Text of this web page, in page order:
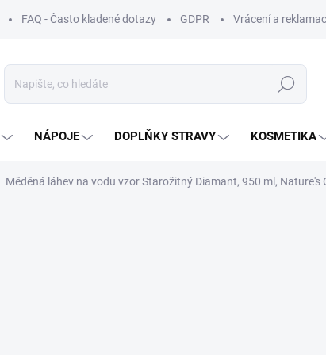
FAQ - Často kladené dotazy GDPR Vrácení a
Hledat
NÁPOJE DOPLŇKY STRAVY KOSMETIKA
Měděná láhev na vodu vzor Starožitný Diamant, 950 ml, Nature's